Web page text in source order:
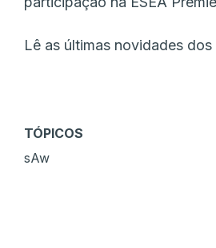
Lê as últimas novidades dos
TÓPICOS
sAw